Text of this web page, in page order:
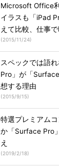
Microsoft Office
イラスも「iPad
えて比較、仕事
(2015/11/24)
スペックでは語
Pro」が「
想する理由
(2015/9/15)
特選プレミアムコ
か「Surface Pro
え
(2019/2/18)